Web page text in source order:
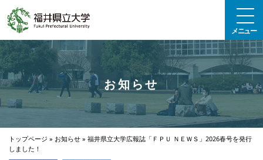
メニュー
お知らせ
トップページ » お知らせ » 福井県立大学広報誌「ＦＰＵ ＮＥＷＳ」2026春号を発行
しました！